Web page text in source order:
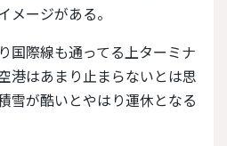
メージがある。
港はあまり止まらないとは思
雪が酷いとやはり運休となる